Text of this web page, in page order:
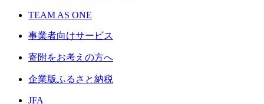
TEAM AS ONE
事業者向けサービス
寄附をお考えの方へ
企業版ふるさと納税
JFA